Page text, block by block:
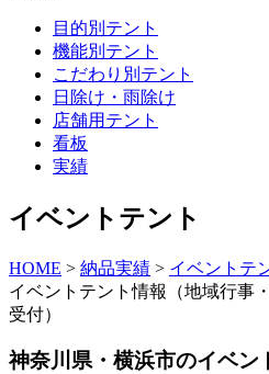
目的別テント
機能別テント
こだわり別テント
日除け・雨除け
店舗用テント
看板
実績
イベントテント
HOME > 納品実績 > イベントテ
イベントテント情報（地域行事
受付）
神奈川県・横浜市のイベン